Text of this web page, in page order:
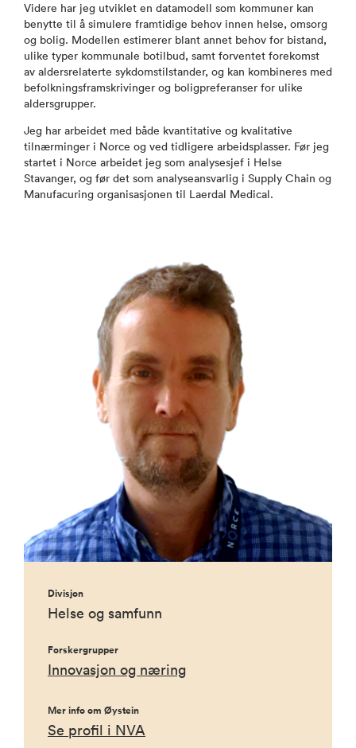
Videre har jeg utviklet en datamodell som kommuner kan
benytte til å simulere framtidige behov innen helse, omsorg
og bolig. Modellen estimerer blant annet behov for bistand,
ulike typer kommunale botilbud, samt forventet forekomst
av aldersrelaterte sykdomstilstander, og kan kombineres med
befolkningsframskrivinger og boligpreferanser for ulike
aldersgrupper.
Jeg har arbeidet med både kvantitative og kvalitative
tilnærminger i Norce og ved tidligere arbeidsplasser. Før jeg
startet i Norce arbeidet jeg som analysesjef i Helse
Stavanger, og før det som analyseansvarlig i Supply Chain og
Manufacuring organisasjonen til Laerdal Medical.
Divisjon
Helse og samfunn
Forskergrupper
Innovasjon og næring
Mer info om Øystein
Se profil i NVA